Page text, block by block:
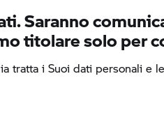
Saranno
titolare solo per
tratta i Suoi dati personali e